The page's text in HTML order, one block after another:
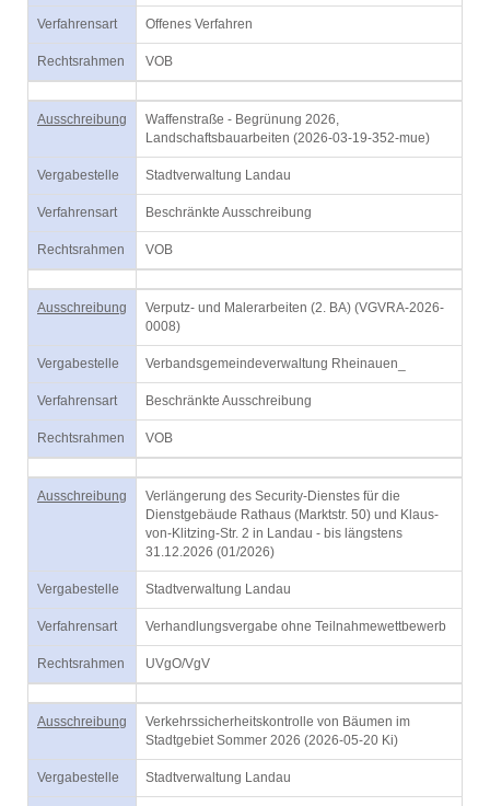
Verfahrensart Offenes Verfahren
Rechtsrahmen VOB
Ausschreibung
Waffenstraße - Begrünung 2026,
Landschaftsbauarbeiten (2026-03-19-352-mue)
Vergabestelle Stadtverwaltung Landau
Verfahrensart Beschränkte Ausschreibung
Rechtsrahmen VOB
Ausschreibung
Verputz- und Malerarbeiten (2. BA) (VGVRA-2026-
0008)
Vergabestelle Verbandsgemeindeverwaltung Rheinauen_
Verfahrensart Beschränkte Ausschreibung
Rechtsrahmen VOB
Ausschreibung
Verlängerung des Security-Dienstes für die
Dienstgebäude Rathaus (Marktstr. 50) und Klaus-
von-Klitzing-Str. 2 in Landau - bis längstens
31.12.2026 (01/2026)
Vergabestelle Stadtverwaltung Landau
Verfahrensart Verhandlungsvergabe ohne Teilnahmewettbewerb
Rechtsrahmen UVgO/VgV
Ausschreibung
Verkehrssicherheitskontrolle von Bäumen im
Stadtgebiet Sommer 2026 (2026-05-20 Ki)
Vergabestelle Stadtverwaltung Landau